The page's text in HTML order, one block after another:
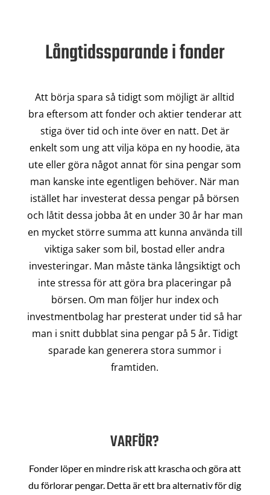
Långtidssparande i fonder
Att börja spara så tidigt som möjligt är alltid
bra eftersom att fonder och aktier tenderar att
stiga över tid och inte över en natt. Det är
enkelt som ung att vilja köpa en ny hoodie, äta
ute eller göra något annat för sina pengar som
man kanske inte egentligen behöver. När man
istället har investerat dessa pengar på börsen
och låtit dessa jobba åt en under 30 år har man
en mycket större summa att kunna använda till
viktiga saker som bil, bostad eller andra
investeringar. Man måste tänka långsiktigt och
inte stressa för att göra bra placeringar på
börsen. Om man följer hur index och
investmentbolag har presterat under tid så har
man i snitt dubblat sina pengar på 5 år. Tidigt
sparade kan generera stora summor i
framtiden.
VARFÖR?
Fonder löper en mindre risk att krascha och göra att
du förlorar pengar. Detta är ett bra alternativ för dig